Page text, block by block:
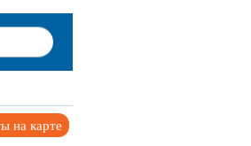
на карте